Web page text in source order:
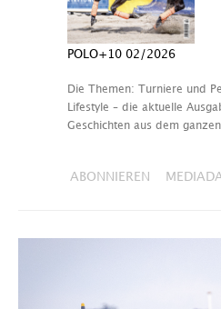
POLO+10 02/2026
Die Themen: Turniere und
Lifestyle – die aktuelle
Geschichten aus dem ganzen
ABONNIEREN